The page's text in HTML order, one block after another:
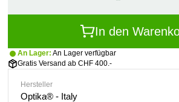
In den
An Lager: An Lager verfügbar
Gratis Versand ab CHF 400.-
Hersteller
Optika® - Italy